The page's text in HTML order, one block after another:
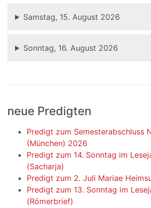
Samstag, 15. August 2026
Sonntag, 16. August 2026
neue Predigten
Predigt zum Semesterabschluss
(München) 2026
Predigt zum 14. Sonntag im
(Sacharja)
Predigt zum 2. Juli Mariae
Predigt zum 13. Sonntag im
(Römerbrief)